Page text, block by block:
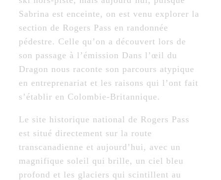
Sabrina est enceinte, on est venu explorer la
section de Rogers Pass en randonnée
pédestre. Celle qu’on a découvert lors de
son passage à l’émission Dans l’œil du
Dragon nous raconte son parcours atypique
en entreprenariat et les raisons qui l’ont fait
s’établir en Colombie-Britannique.
Le site historique national de Rogers Pass
est situé directement sur la route
transcanadienne et aujourd’hui, avec un
magnifique soleil qui brille, un ciel bleu
profond et les glaciers qui scintillent au